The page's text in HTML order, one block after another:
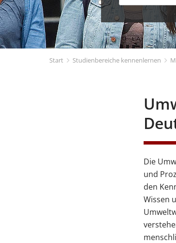
Start Studienbereiche kennenlernen
Die
und
den
Wissen